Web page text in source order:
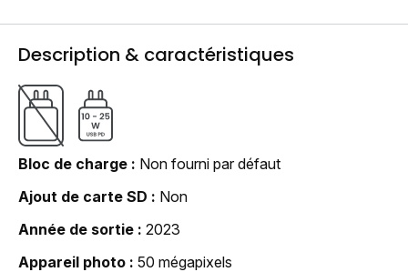
Description & caractéristiques
Bloc de charge
Non fourni par défaut
Ajout de carte SD
Non
Année de sortie
2023
Appareil photo
50 mégapixels